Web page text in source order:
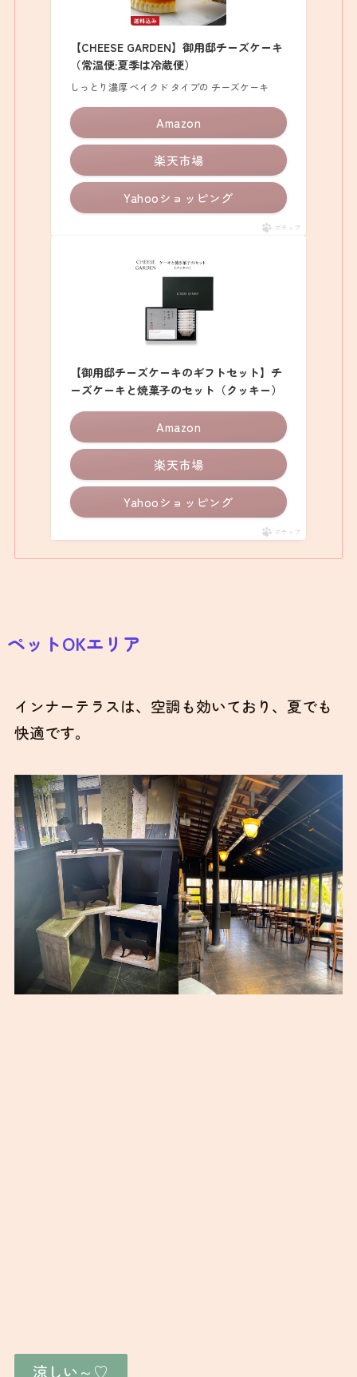
【CHEESE GARDEN】御用邸チーズケーキ
（常温便:夏季は冷蔵便）
しっとり濃厚 ベイクド タイプの チーズケーキ
Amazon
楽天市場
Yahooショッピング
ポチップ
【御用邸チーズケーキのギフトセット】チ
ーズケーキと焼菓子のセット（クッキー）
Amazon
楽天市場
Yahooショッピング
ポチップ
ペットOKエリア
インナーテラスは、空調も効いており、夏でも
快適です。